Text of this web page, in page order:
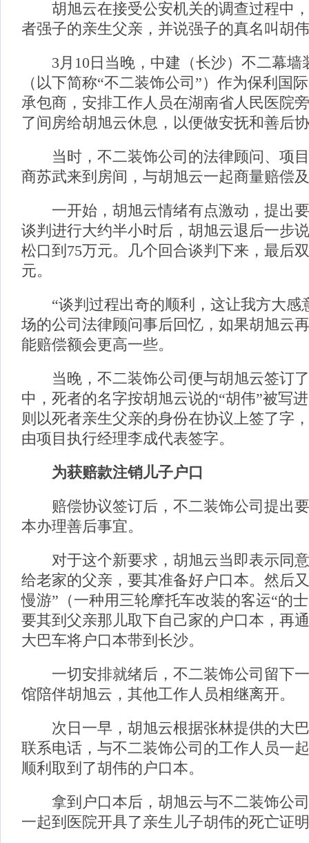
胡旭云在接受公安机关的调查过程中，
者强子的亲生父亲，并说强子的真名叫胡
3月10日当晚，中建（长沙）不二幕墙
（以下简称“不二装饰公司”）作为保利国
承包商，安排工作人员在湖南省人民医院
了间房给胡旭云休息，以便做安抚和善后
当时，不二装饰公司的法律顾问、项目
商苏武来到房间，与胡旭云一起商量赔偿
一开始，胡旭云情绪有点激动，提出要
谈判进行大约半小时后，胡旭云退后一步
松口到75万元。几个回合谈判下来，最后
元。
“谈判过程出奇的顺利，这让我方大感
场的公司法律顾问事后回忆，如果胡旭云
能赔偿额会更高一些。
当晚，不二装饰公司便与胡旭云签订了
中，死者的名字按胡旭云说的“胡伟”被写
则以死者亲生父亲的身份在协议上签了字
由项目执行经理李成代表签字。
为获赔款注销儿子户口
赔偿协议签订后，不二装饰公司提出要
本办理善后事宜。
对于这个新要求，胡旭云当即表示同意
给老家的父亲，要其准备好户口本。然后
慢游”（一种用三轮摩托车改装的客运“的
要其到父亲那儿取下自己家的户口本，再
大巴车将户口本带到长沙。
一切安排就绪后，不二装饰公司留下一
馆陪伴胡旭云，其他工作人员相继离开。
次日一早，胡旭云根据张林提供的大巴
联系电话，与不二装饰公司的工作人员一
顺利取到了胡伟的户口本。
拿到户口本后，胡旭云与不二装饰公司
一起到医院开具了亲生儿子胡伟的死亡证